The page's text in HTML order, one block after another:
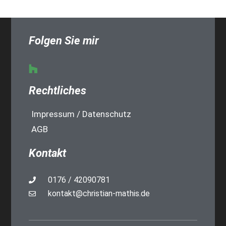
Folgen Sie mir
Rechtliches
Impressum / Datenschutz
AGB
Kontakt
0176 / 42090781
kontakt@christian-mathis.de